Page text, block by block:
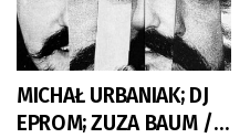
MICHAŁ URBANIAK; DJ
EPROM; ZUZA BAUM /